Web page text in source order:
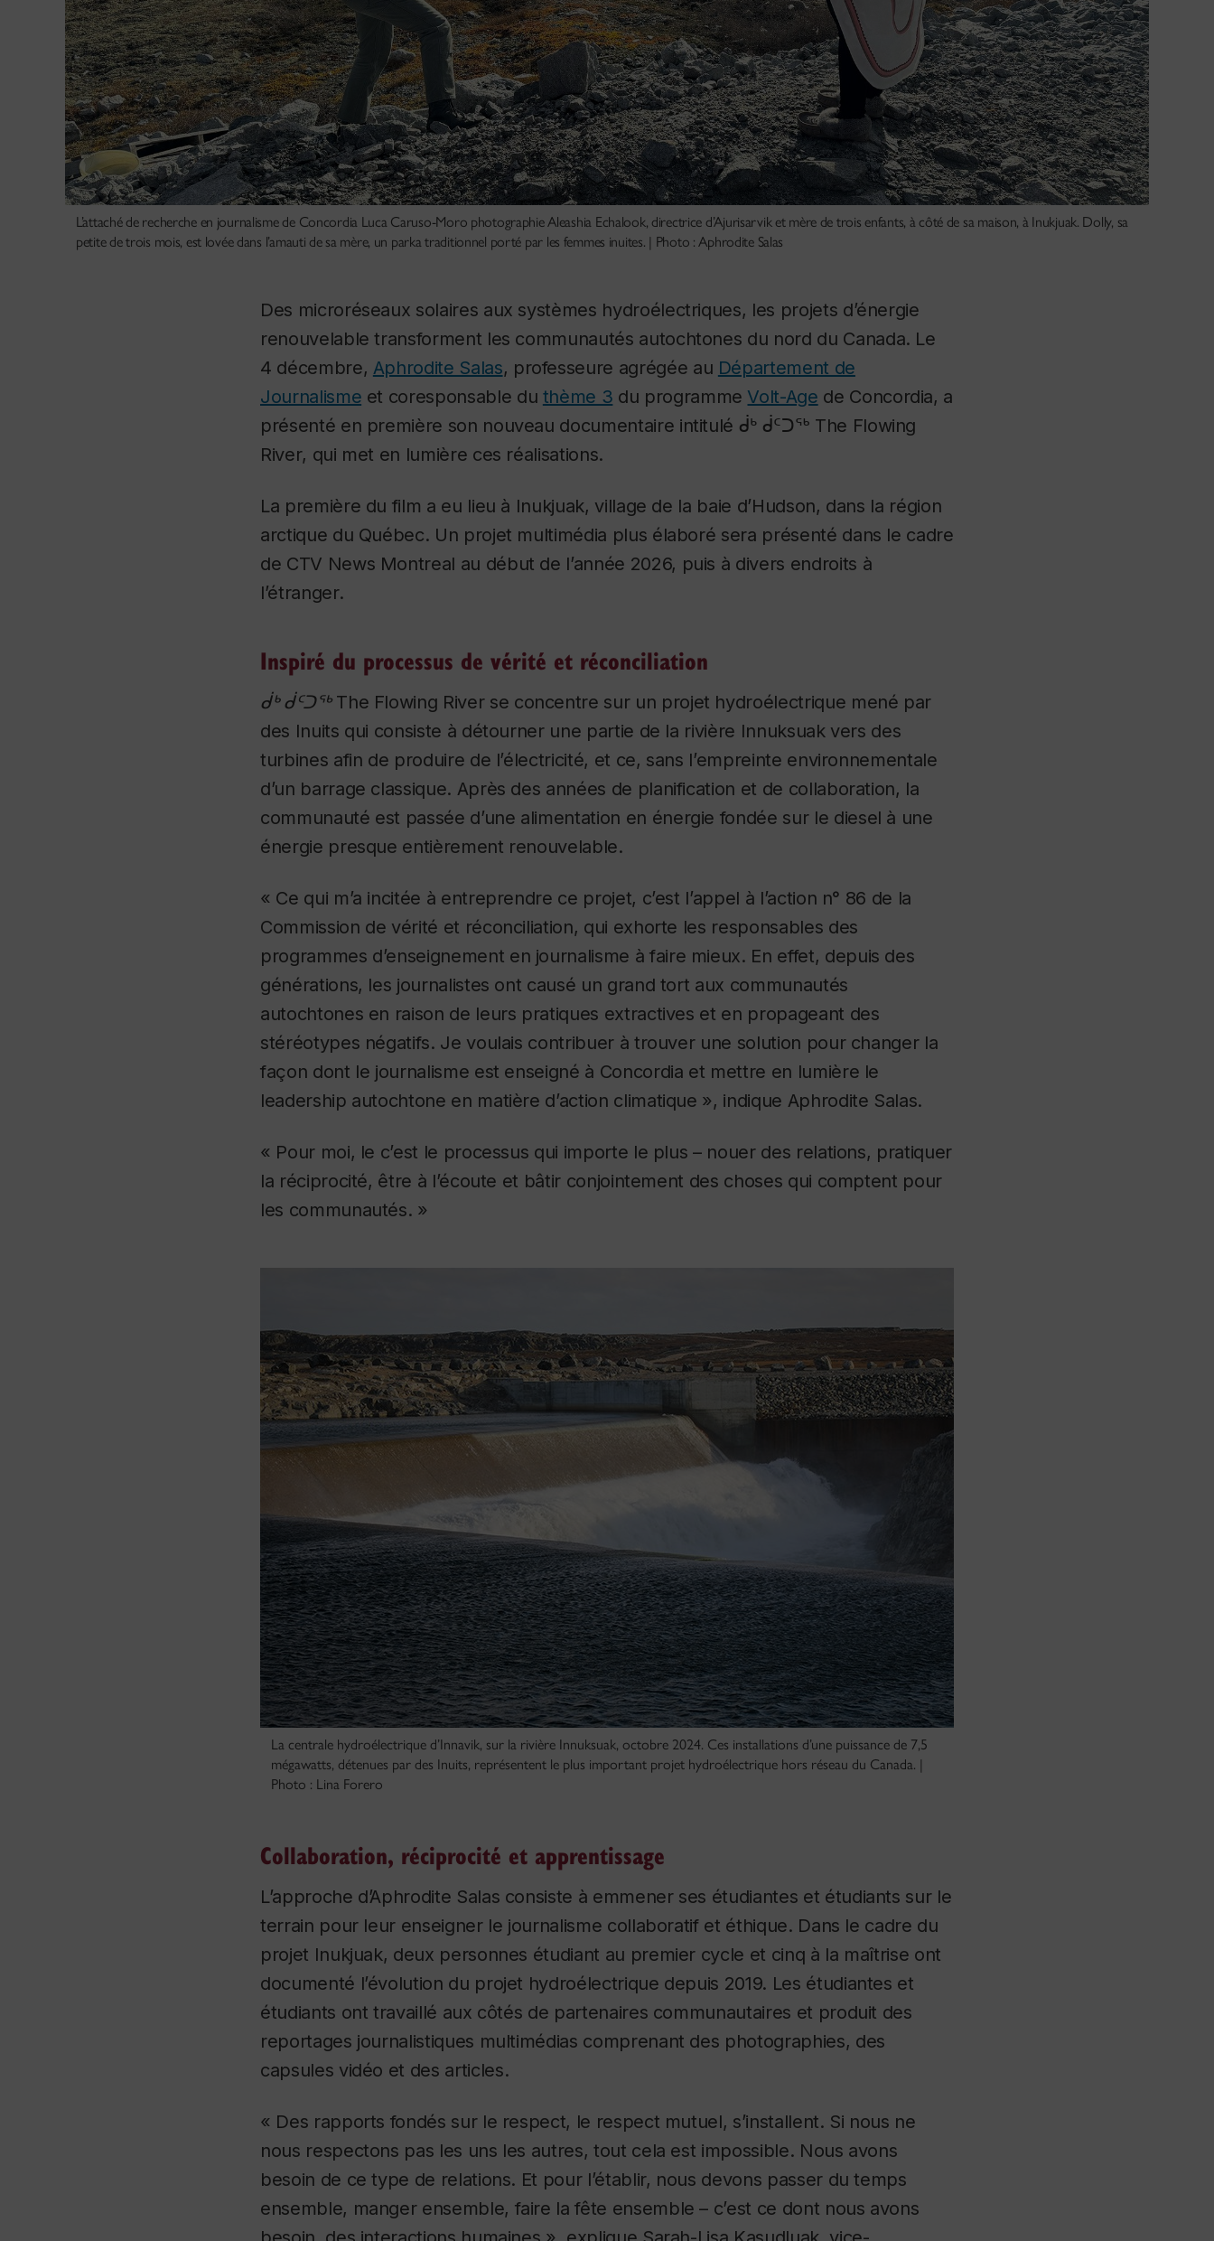
L’attaché de recherche en journalisme de Concordia Luca Caruso-Moro photographie Aleashia Echalook, directrice d’Ajurisarvik et mère de trois enfants, à côté de sa maison, à Inukjuak. Dolly, sa
petite de trois mois, est lovée dans l’amauti de sa mère, un parka traditionnel porté par les femmes inuites. | Photo : Aphrodite Salas
Des microréseaux solaires aux systèmes hydroélectriques, les projets d’énergie
renouvelable transforment les communautés autochtones du nord du Canada. Le
4 décembre, Aphrodite Salas, professeure agrégée au Département de
Journalisme et coresponsable du thème 3 du programme Volt-Age de Concordia, a
présenté en première son nouveau documentaire intitulé ᑰᒃ ᑰᑦᑐᖅ The Flowing
River, qui met en lumière ces réalisations.
La première du film a eu lieu à Inukjuak, village de la baie d’Hudson, dans la région
arctique du Québec. Un projet multimédia plus élaboré sera présenté dans le cadre
de CTV News Montreal au début de l’année 2026, puis à divers endroits à
l’étranger.
Inspiré du processus de vérité et réconciliation
ᑰᒃ ᑰᑦᑐᖅ The Flowing River se concentre sur un projet hydroélectrique mené par
des Inuits qui consiste à détourner une partie de la rivière Innuksuak vers des
turbines afin de produire de l’électricité, et ce, sans l’empreinte environnementale
d’un barrage classique. Après des années de planification et de collaboration, la
communauté est passée d’une alimentation en énergie fondée sur le diesel à une
énergie presque entièrement renouvelable.
« Ce qui m’a incitée à entreprendre ce projet, c’est l’appel à l’action n° 86 de la
Commission de vérité et réconciliation, qui exhorte les responsables des
programmes d’enseignement en journalisme à faire mieux. En effet, depuis des
générations, les journalistes ont causé un grand tort aux communautés
autochtones en raison de leurs pratiques extractives et en propageant des
stéréotypes négatifs. Je voulais contribuer à trouver une solution pour changer la
façon dont le journalisme est enseigné à Concordia et mettre en lumière le
leadership autochtone en matière d’action climatique », indique Aphrodite Salas.
« Pour moi, le c’est le processus qui importe le plus – nouer des relations, pratiquer
la réciprocité, être à l’écoute et bâtir conjointement des choses qui comptent pour
les communautés. »
La centrale hydroélectrique d’Innavik, sur la rivière Innuksuak, octobre 2024. Ces installations d’une puissance de 7,5
mégawatts, détenues par des Inuits, représentent le plus important projet hydroélectrique hors réseau du Canada. |
Photo : Lina Forero
Collaboration, réciprocité et apprentissage
L’approche d’Aphrodite Salas consiste à emmener ses étudiantes et étudiants sur le
terrain pour leur enseigner le journalisme collaboratif et éthique. Dans le cadre du
projet Inukjuak, deux personnes étudiant au premier cycle et cinq à la maîtrise ont
documenté l’évolution du projet hydroélectrique depuis 2019. Les étudiantes et
étudiants ont travaillé aux côtés de partenaires communautaires et produit des
reportages journalistiques multimédias comprenant des photographies, des
capsules vidéo et des articles.
« Des rapports fondés sur le respect, le respect mutuel, s’installent. Si nous ne
nous respectons pas les uns les autres, tout cela est impossible. Nous avons
besoin de ce type de relations. Et pour l’établir, nous devons passer du temps
ensemble, manger ensemble, faire la fête ensemble – c’est ce dont nous avons